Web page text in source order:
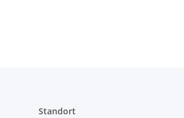
Standort